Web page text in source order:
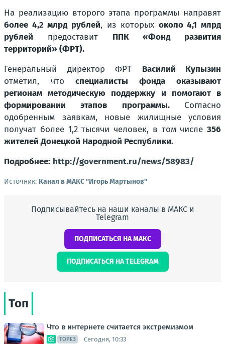
На реализацию второго этапа программы направят
более 4,2 млрд рублей, из которых около 4,1 млрд
рублей предоставит ППК «Фонд развития
территорий» (ФРТ).
Генеральный директор ФРТ Василий Купызин
отметил, что специалисты фонда оказывают
регионам методическую поддержку и помогают в
формировании этапов программы. Согласно
одобренным заявкам, новые жилищные условия
получат более 1,2 тысячи человек, в том числе 356
жителей Донецкой Народной Республики.
Подробнее: http://government.ru/news/58983/
Источник: Канал в МАКС "Игорь Мартынов"
Подписывайтесь на наши каналы в МАКС и
Telegram
ПОДПИСАТЬСЯ НА МАКС
ПОДПИСАТЬСЯ НА TELEGRAM
Топ
Что в интернете считается экстремизмом
ТОРЕЗ Сегодня, 10:33